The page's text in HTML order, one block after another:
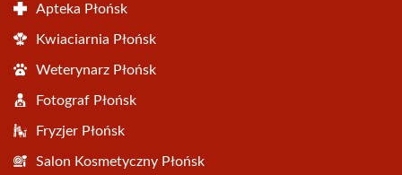
Apteka Płońsk
Kwiaciarnia Płońsk
Weterynarz Płońsk
Fotograf Płońsk
Fryzjer Płońsk
Salon Kosmetyczny Płońsk